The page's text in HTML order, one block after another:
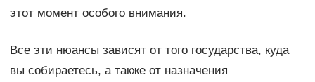
этот момент особого внимания.
Все эти нюансы зависят от того государства, куда
вы собираетесь, а также от назначения